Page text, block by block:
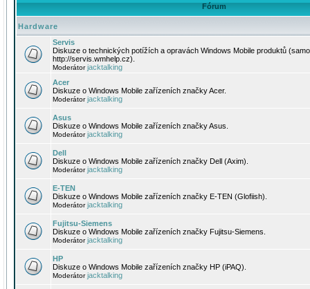
Fórum
Hardware
Servis
Diskuze o technických potížích a opravách Windows Mobile produktů
http://servis.wmhelp.cz).
Moderátorjacktalking
Acer
Diskuze o Windows Mobile zařízeních značky Acer.
Moderátorjacktalking
Asus
Diskuze o Windows Mobile zařízeních značky Asus.
Moderátorjacktalking
Dell
Diskuze o Windows Mobile zařízeních značky Dell (Axim).
Moderátorjacktalking
E-TEN
Diskuze o Windows Mobile zařízeních značky E-TEN (Glofiish).
Moderátorjacktalking
Fujitsu-Siemens
Diskuze o Windows Mobile zařízeních značky Fujitsu-Siemens.
Moderátorjacktalking
HP
Diskuze o Windows Mobile zařízeních značky HP (iPAQ).
Moderátorjacktalking